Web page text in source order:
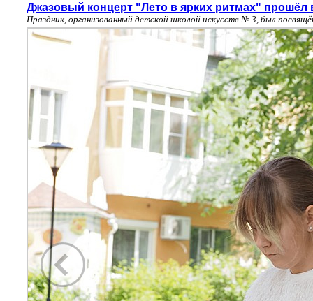
Джазовый концерт "Лето в ярких ритмах" прошёл
Праздник, организованный детской школой искусств № 3, был